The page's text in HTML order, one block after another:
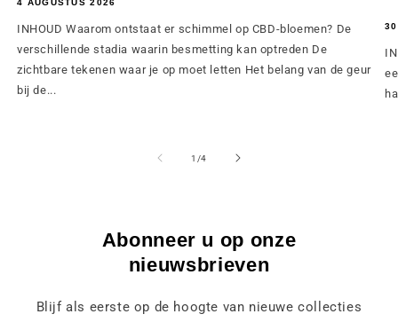
4 AUGUSTUS 2026
INHOUD Waarom ontstaat er schimmel op CBD-bloemen? De
verschillende stadia waarin besmetting kan optreden De
zichtbare tekenen waar je op moet letten Het belang van de geur
bij de...
1 /van
4
Abonneer u op onze
nieuwsbrieven
Blijf als eerste op de hoogte van nieuwe collecties